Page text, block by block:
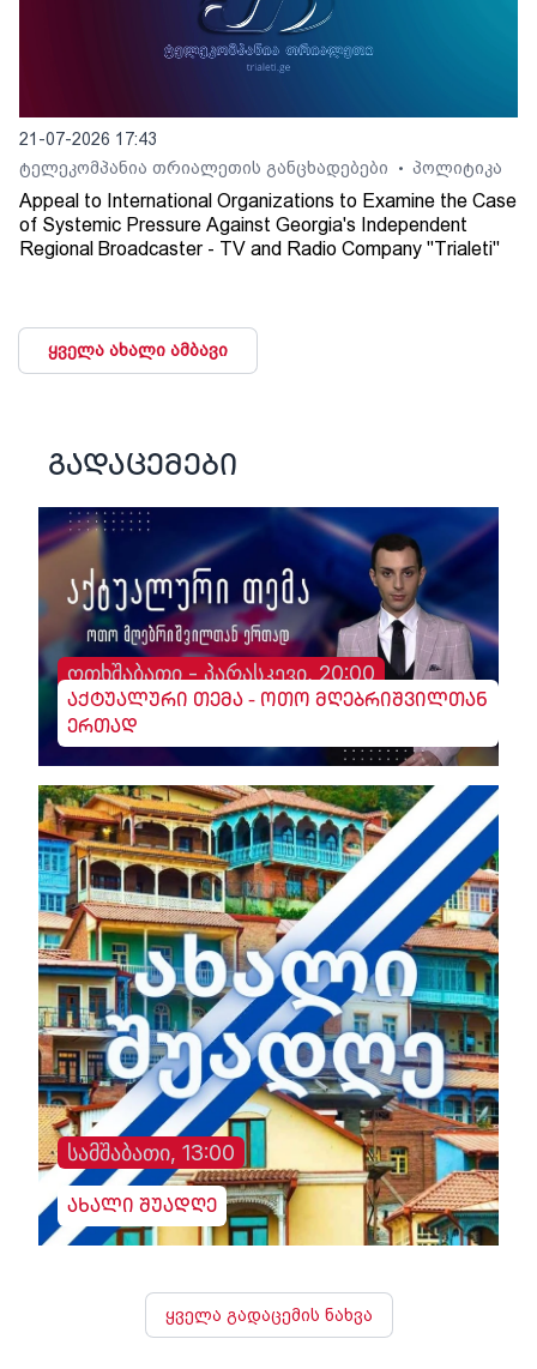
21-07-2026 17:43
ტელეკომპანია თრიალეთის განცხადებები
• პოლიტიკა
Appeal to International Organizations to Examine the Case
of Systemic Pressure Against Georgia's Independent
Regional Broadcaster - TV and Radio Company "Trialeti"
ყველა ახალი ამბავი
გადაცემები
ოთხშაბათი - პარასკევი, 20:00
აქტუალური თემა - ოთო მღებრიშვილთან
ერთად
სამშაბათი, 13:00
ახალი შუადღე
ყველა გადაცემის ნახვა